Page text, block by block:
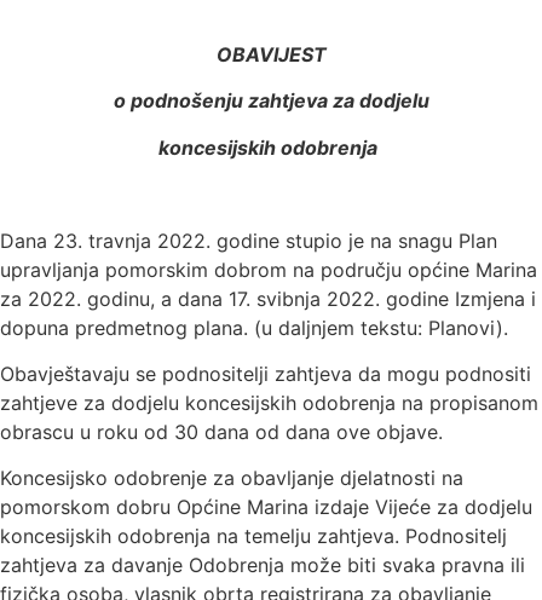
OBAVIJEST
o podnošenju zahtjeva za dodjelu
koncesijskih odobrenja
Dana 23. travnja 2022. godine stupio je na snagu Plan
upravljanja pomorskim dobrom na području općine Marina
za 2022. godinu, a dana 17. svibnja 2022. godine Izmjena i
dopuna predmetnog plana. (u daljnjem tekstu: Planovi).
Obavještavaju se podnositelji zahtjeva da mogu podnositi
zahtjeve za dodjelu koncesijskih odobrenja na propisanom
obrascu u roku od 30 dana od dana ove objave.
Koncesijsko odobrenje za obavljanje djelatnosti na
pomorskom dobru Općine Marina izdaje Vijeće za dodjelu
koncesijskih odobrenja na temelju zahtjeva. Podnositelj
zahtjeva za davanje Odobrenja može biti svaka pravna ili
fizička osoba, vlasnik obrta registrirana za obavljanje